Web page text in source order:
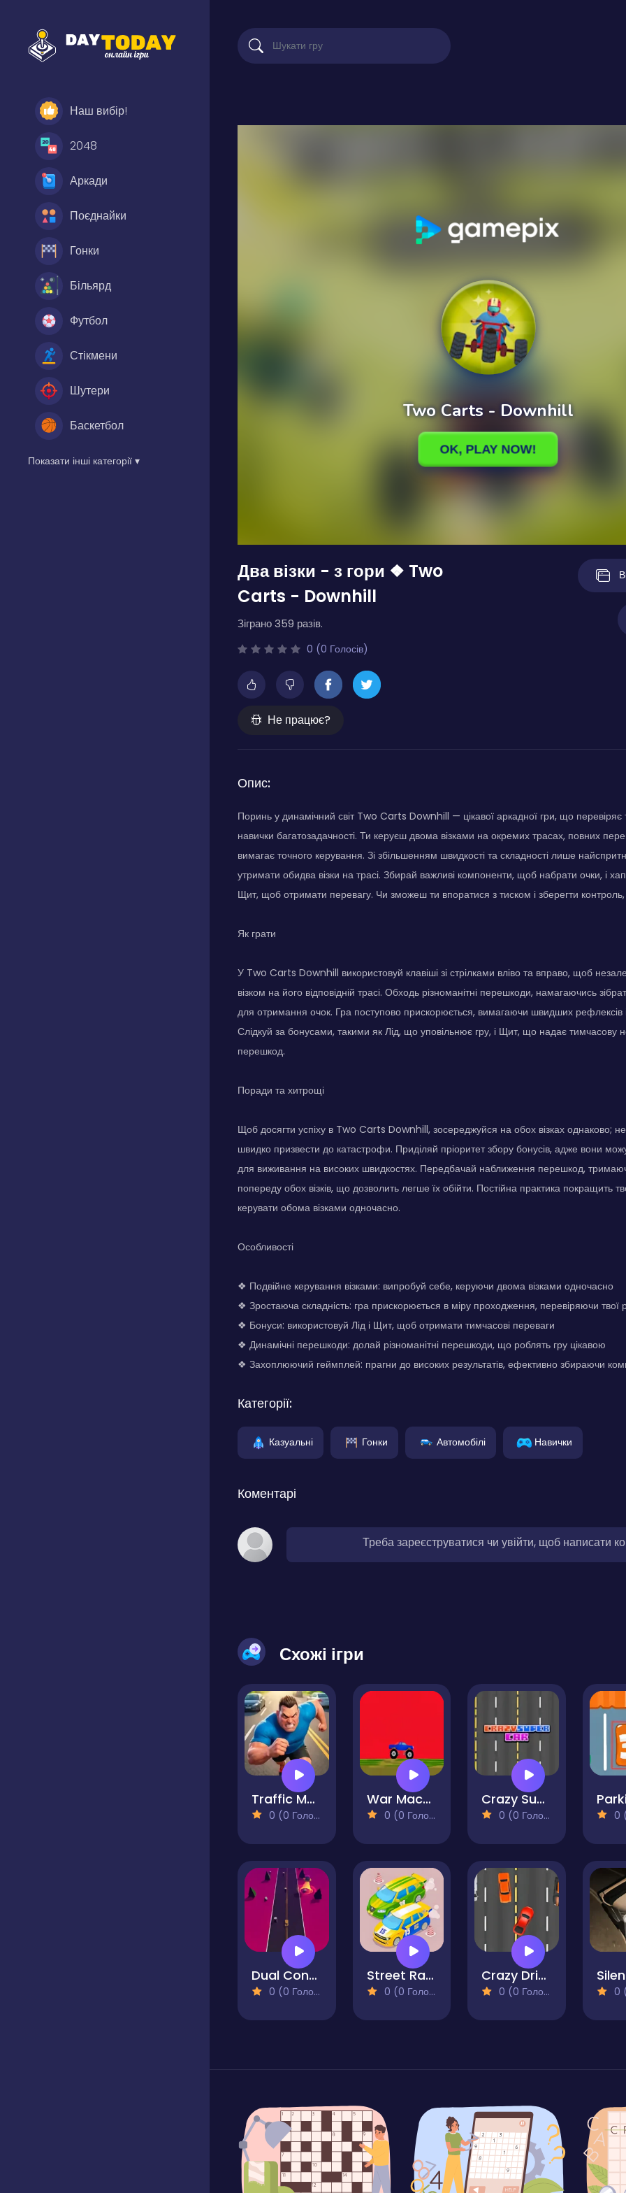
Наш вибір!
2048
Аркади
Поєднайки
Гонки
Більярд
Футбол
Стікмени
Шутери
Баскетбол
Показати інші категорії ▾
Два візки - з гори ❖ Two
Carts - Downhill
Зіграно 359 разів.
0 (0 Голосів)
Не працює?
Опис:
Поринь у динамічний світ Two Carts Downhill — цікавої аркадної гри, що перевіряє
навички багатозадачності. Ти керуєш двома візками на окремих трасах, повних
вимагає точного керування. Зі збільшенням швидкості та складності лише
утримати обидва візки на трасі. Збирай важливі компоненти, щоб набрати очки, і
Щит, щоб отримати перевагу. Чи зможеш ти впоратися з тиском і зберегти
Як грати
У Two Carts Downhill використовуй клавіші зі стрілками вліво та вправо, щоб
візком на його відповідній трасі. Обходь різноманітні перешкоди, намагаючись
для отримання очок. Гра поступово прискорюється, вимагаючи швидших рефлексів
Слідкуй за бонусами, такими як Лід, що уповільнює гру, і Щит, що надає тимчасову
перешкод.
Поради та хитрощі
Щоб досягти успіху в Two Carts Downhill, зосереджуйся на обох візках однаково;
швидко призвести до катастрофи. Приділяй пріоритет збору бонусів, адже вони
для виживання на високих швидкостях. Передбачай наближення перешкод,
попереду обох візків, що дозволить легше їх обійти. Постійна практика покращить
керувати обома візками одночасно.
Особливості
❖ Подвійне керування візками: випробуй себе, керуючи двома візками одночасно
❖ Зростаюча складність: гра прискорюється в міру проходження, перевіряючи твої
❖ Бонуси: використовуй Лід і Щит, щоб отримати тимчасові переваги
❖ Динамічні перешкоди: долай різноманітні перешкоди, що роблять гру цікавою
❖ Захоплюючий геймплей: прагни до високих результатів, ефективно збираючи
Категорії:
Казуальні Гонки Автомобілі Навички
Коментарі
Треба зареєструватися чи увійти, щоб написати
Схожі ігри
Traffic Man
0 (0 Голосів)
War Machine
0 (0 Голосів)
Crazy Super Car
0 (0 Голосів) 0
Dual Control Racing
0 (0 Голосів)
Street Racer Online Game
0 (0 Голосів)
Crazy Driver
0 (0 Голосів) 0